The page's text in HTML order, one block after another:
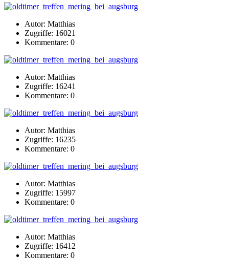
Autor: Matthias
Zugriffe: 16021
Kommentare: 0
Autor: Matthias
Zugriffe: 16241
Kommentare: 0
Autor: Matthias
Zugriffe: 16235
Kommentare: 0
Autor: Matthias
Zugriffe: 15997
Kommentare: 0
Autor: Matthias
Zugriffe: 16412
Kommentare: 0